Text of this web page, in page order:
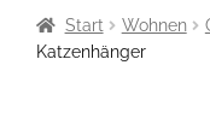
Start Wohnen
Katzenhänger